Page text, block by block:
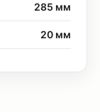
285 мм
20 мм